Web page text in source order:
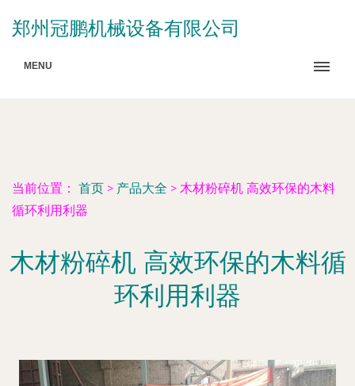
郑州冠鹏机械设备有限公司
MENU
当前位置： 首页 > 产品大全 > 木材粉碎机 高效环保的木料
循环利用利器
木材粉碎机 高效环保的木料循
环利用利器